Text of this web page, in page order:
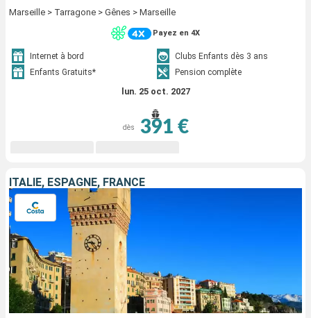
Marseille > Tarragone > Gênes > Marseille
Payez en 4X
Internet à bord
Clubs Enfants dès 3 ans
Enfants Gratuits*
Pension complète
lun. 25 oct. 2027
dès 391 €
ITALIE, ESPAGNE, FRANCE